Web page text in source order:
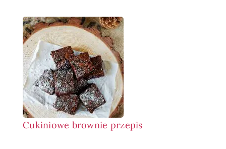
Cukiniowe brownie przepis